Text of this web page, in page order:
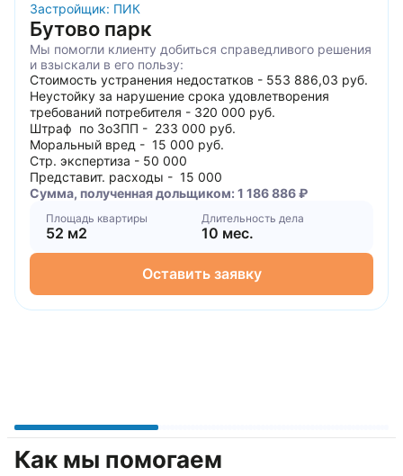
Застройщик: ПИК
Бутово парк
Мы помогли клиенту добиться справедливого решения
и взыскали в его пользу:
Стоимость устранения недостатков - 553 886,03 руб.
Неустойку за нарушение срока удовлетворения
требований потребителя - 320 000 руб.
Штраф по ЗоЗПП - 233 000 руб.
Моральный вред - 15 000 руб.
Стр. экспертиза - 50 000
Представит. расходы - 15 000
Сумма, полученная дольщиком: 1 186 886 ₽
Площадь квартиры
52 м2
Длительность дела
10 мес.
Оставить заявку
Как мы помогаем